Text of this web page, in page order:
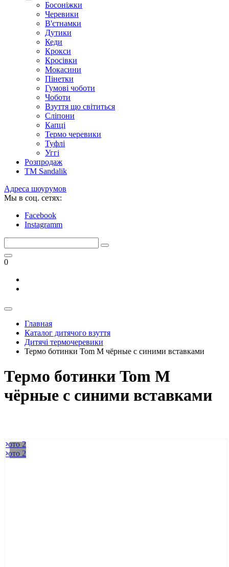
Босоніжки
Черевики
В'єтнамки
Дутики
Кеди
Крокси
Кросівки
Мокасини
Пінетки
Гумові чоботи
Чоботи
Взуття що світиться
Сліпони
Капці
Термо черевики
Туфлі
Уггі
Розпродаж
TM Sandalik
Адреса шоурумов
Мы в соц. сетях:
Facebook
Instagramm
0
Главная
Каталог дитячого взуття
Дитячі термочеревики
Термо ботинки Tom M чёрные с синими вставками
Термо ботинки Tom M
чёрные с синими вставками